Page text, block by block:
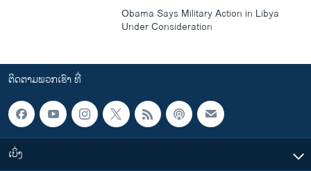
Obama Says Military Action in Libya
Under Consideration
ຕິດຕາມພວກເຮົາ ທີ່
ເບິ່ງ